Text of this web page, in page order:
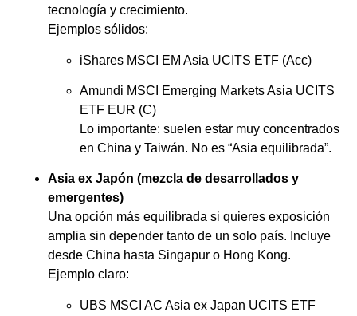
tecnología y crecimiento.
Ejemplos sólidos:
iShares MSCI EM Asia UCITS ETF (Acc)
Amundi MSCI Emerging Markets Asia UCITS
ETF EUR (C)
Lo importante: suelen estar muy concentrados
en China y Taiwán. No es “Asia equilibrada”.
Asia ex Japón (mezcla de desarrollados y
emergentes)
Una opción más equilibrada si quieres exposición
amplia sin depender tanto de un solo país. Incluye
desde China hasta Singapur o Hong Kong.
Ejemplo claro:
UBS MSCI AC Asia ex Japan UCITS ETF